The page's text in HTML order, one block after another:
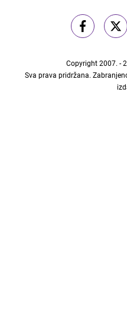
Copyright 2007. -
Sva prava pridržana.